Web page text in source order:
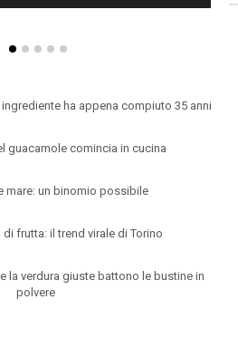
ha appena compiuto 35 anni
guacamole comincia in cucina
mare: un binomio possibile
frutta: il trend virale di Torino
la verdura giuste battono le bustine in
polvere